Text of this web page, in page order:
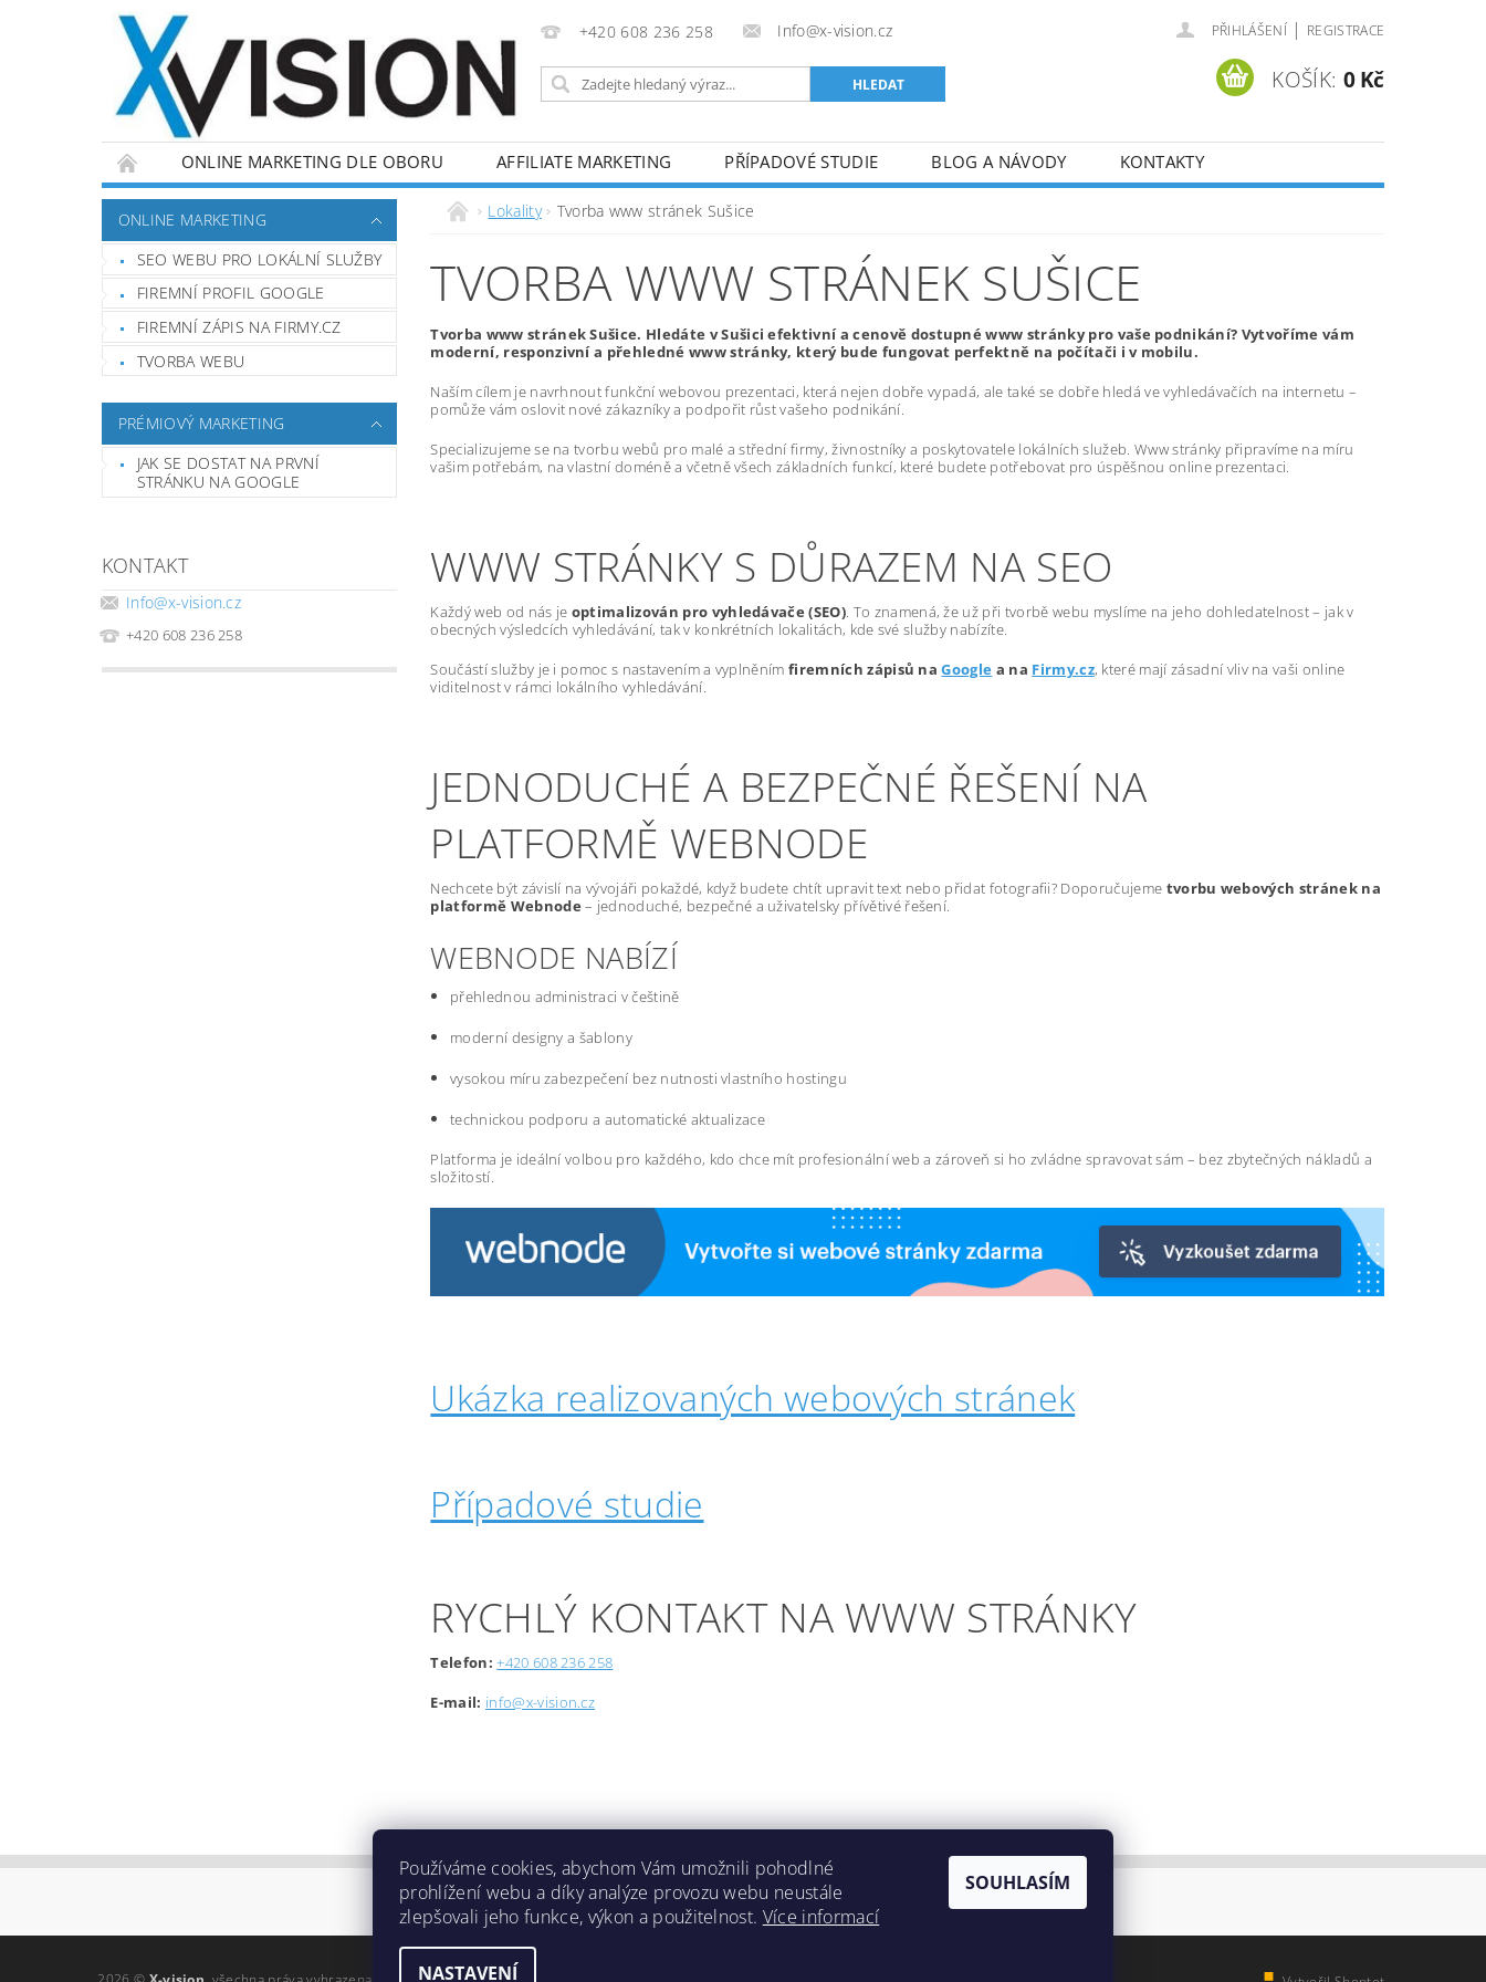
+420 608 236 258 Info@x-vision.cz PŘIHLÁŠENÍ | REGISTRACE
KOŠÍK: 0 Kč
ONLINE MARKETING DLE OBORU AFFILIATE MARKETING PŘÍPADOVÉ STUDIE BLOG A NÁVODY KONTAKTY
ONLINE MARKETING
SEO WEBU PRO LOKÁLNÍ SLUŽBY
FIREMNÍ PROFIL GOOGLE
FIREMNÍ ZÁPIS NA FIRMY.CZ
TVORBA WEBU
PRÉMIOVÝ MARKETING
JAK SE DOSTAT NA PRVNÍ
STRÁNKU NA GOOGLE
KONTAKT
Info@x-vision.cz
+420 608 236 258
Lokality Tvorba www stránek Sušice
TVORBA WWW STRÁNEK SUŠICE
Tvorba www stránek Sušice. Hledáte v Sušici efektivní a cenově dostupné www stránky pro vaše podnikání? Vytvoříme vám
moderní, responzivní a přehledné www stránky, který bude fungovat perfektně na počítači i v mobilu.
Naším cílem je navrhnout funkční webovou prezentaci, která nejen dobře vypadá, ale také se dobře hledá ve vyhledávačích na internetu –
pomůže vám oslovit nové zákazníky a podpořit růst vašeho podnikání.
Specializujeme se na tvorbu webů pro malé a střední firmy, živnostníky a poskytovatele lokálních služeb. Www stránky připravíme na míru
vašim potřebám, na vlastní doméně a včetně všech základních funkcí, které budete potřebovat pro úspěšnou online prezentaci.
WWW STRÁNKY S DŮRAZEM NA SEO
Každý web od nás je optimalizován pro vyhledávače (SEO). To znamená, že už při tvorbě webu myslíme na jeho dohledatelnost – jak v
obecných výsledcích vyhledávání, tak v konkrétních lokalitách, kde své služby nabízíte.
Součástí služby je i pomoc s nastavením a vyplněnímfiremních zápisů naGoogle a na Firmy.cz, které mají zásadní vliv na vaši online
viditelnost v rámci lokálního vyhledávání.
JEDNODUCHÉ A BEZPEČNÉ ŘEŠENÍ NA
PLATFORMĚ WEBNODE
Nechcete být závislí na vývojáři pokaždé, když budete chtít upravit text nebo přidat fotografii? Doporučujeme tvorbu webových stránek na
platformě Webnode – jednoduché, bezpečné a uživatelsky přívětivé řešení.
WEBNODE NABÍZÍ
přehlednou administraci v češtině
moderní designy a šablony
vysokou míru zabezpečení bez nutnosti vlastního hostingu
technickou podporu a automatické aktualizace
Platforma je ideální volbou pro každého, kdo chce mít profesionální web a zároveň si ho zvládne spravovat sám – bez zbytečných nákladů a
složitostí.
Ukázka realizovaných webových stránek
Případové studie
RYCHLÝ KONTAKT NA WWW STRÁNKY
Telefon: +420 608 236 258
E-mail: info@x-vision.cz
Lokality
Používáme cookies, abychom Vám umožnili pohodlné
prohlížení webu a díky analýze provozu webu neustále
zlepšovali jeho funkce, výkon a použitelnost. Více informací
NASTAVENÍ
SOUHLASÍM